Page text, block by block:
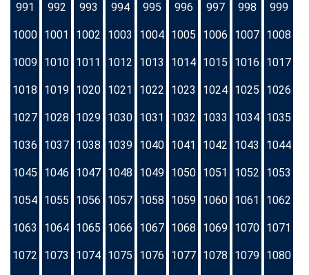
991 992 993 994 995 996 997 998 999
1000 1001 1002 1003 1004 1005 1006 1007 1008
1009 1010 1011 1012 1013 1014 1015 1016 1017
1018 1019 1020 1021 1022 1023 1024 1025 1026
1027 1028 1029 1030 1031 1032 1033 1034 1035
1036 1037 1038 1039 1040 1041 1042 1043 1044
1045 1046 1047 1048 1049 1050 1051 1052 1053
1054 1055 1056 1057 1058 1059 1060 1061 1062
1063 1064 1065 1066 1067 1068 1069 1070 1071
1072 1073 1074 1075 1076 1077 1078 1079 1080